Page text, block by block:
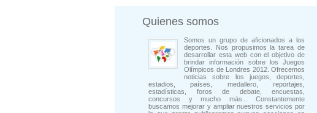
Quienes somos
Somos un grupo de aficionados a los
deportes. Nos propusimos la tarea de
desarrollar esta web con el objetivo de
brindar información sobre los Juegos
Olímpicos de Londres 2012. Ofrecemos
noticias sobre los juegos, deportes,
estadios, países, medallero, reportajes,
estadísticas, foros de debate, encuestas,
concursos y mucho más... Constantemente
buscamos mejorar y ampliar nuestros servicios por